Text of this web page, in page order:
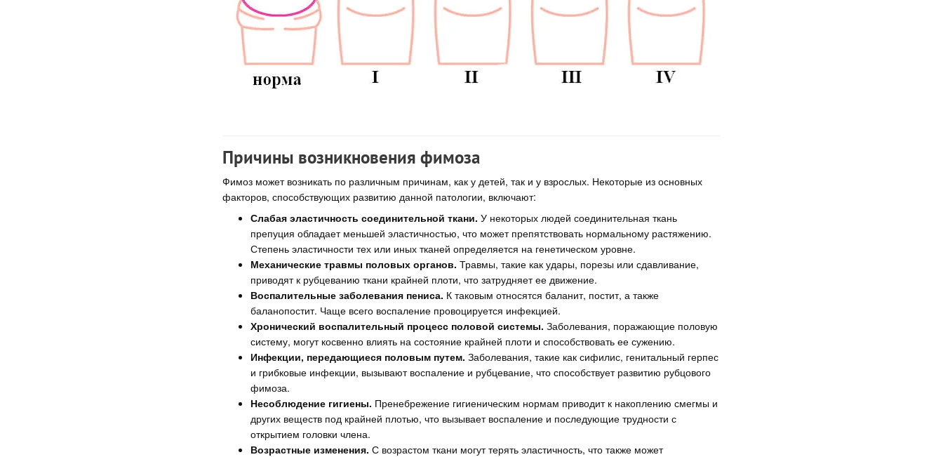
Причины возникновения фимоза
Фимоз может возникать по различным причинам, как у детей, так и у взрослых. Некоторые из основных
факторов, способствующих развитию данной патологии, включают:
Слабая эластичность соединительной ткани. У некоторых людей соединительная ткань
препуция обладает меньшей эластичностью, что может препятствовать нормальному растяжению.
Степень эластичности тех или иных тканей определяется на генетическом уровне.
Механические травмы половых органов. Травмы, такие как удары, порезы или сдавливание,
приводят к рубцеванию ткани крайней плоти, что затрудняет ее движение.
Воспалительные заболевания пениса. К таковым относятся баланит, постит, а также
баланопостит. Чаще всего воспаление провоцируется инфекцией.
Хронический воспалительный процесс половой системы. Заболевания, поражающие половую
систему, могут косвенно влиять на состояние крайней плоти и способствовать ее сужению.
Инфекции, передающиеся половым путем. Заболевания, такие как сифилис, генитальный герпес
и грибковые инфекции, вызывают воспаление и рубцевание, что способствует развитию рубцового
фимоза.
Несоблюдение гигиены. Пренебрежение гигиеническим нормам приводит к накоплению смегмы и
других веществ под крайней плотью, что вызывает воспаление и последующие трудности с
открытием головки члена.
Возрастные изменения. С возрастом ткани могут терять эластичность, что также может